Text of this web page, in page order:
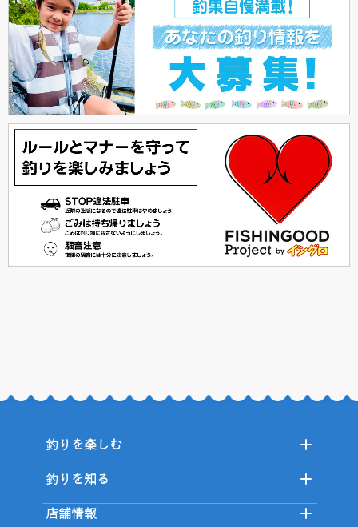
釣りを楽しむ
釣りを知る
店舗情報